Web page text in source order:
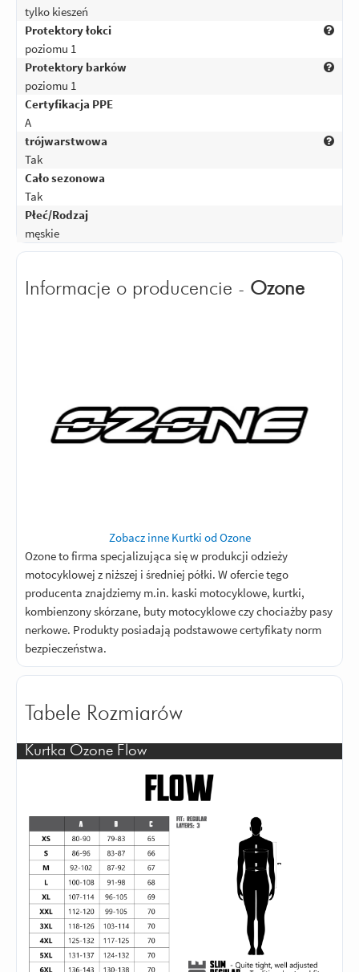
tylko kieszeń
Protektory łokci
poziomu 1
Protektory barków
poziomu 1
Certyfikacja PPE
A
trójwarstwowa
Tak
Cało sezonowa
Tak
Płeć/Rodzaj
męskie
Informacje o producencie - Ozone
Zobacz inne Kurtki od Ozone
Ozone to firma specjalizująca się w produkcji odzieży
motocyklowej z niższej i średniej półki. W ofercie tego
producenta znajdziemy m.in. kaski motocyklowe, kurtki,
kombienzony skórzane, buty motocyklowe czy chociażby pasy
nerkowe. Produkty posiadają podstawowe certyfikaty norm
bezpieczeństwa.
Tabele Rozmiarów
Kurtka Ozone Flow